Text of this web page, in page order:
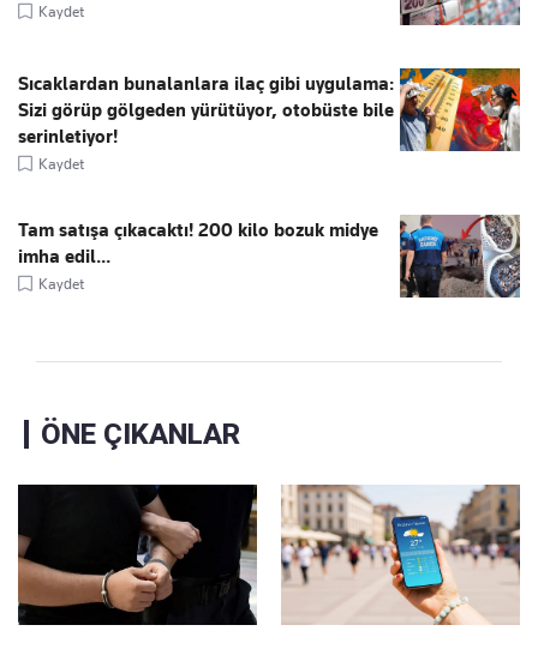
Kaydet
Sıcaklardan bunalanlara ilaç gibi uygulama:
Sizi görüp gölgeden yürütüyor, otobüste bile
serinletiyor!
Kaydet
Tam satışa çıkacaktı! 200 kilo bozuk midye
imha edil...
Kaydet
ÖNE ÇIKANLAR